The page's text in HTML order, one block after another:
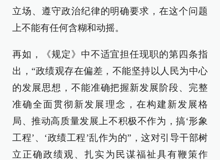
立场、遵守政治纪律的明确要求，在这个问题
上不能有任何含糊和动摇。
再如，《规定》中不适宜担任现职的第四条指
出，“政绩观存在偏差，不能坚持以人民为中心
的发展思想，不能准确把握新发展阶段、完整
准确全面贯彻新发展理念，在构建新发展格
局、推动高质量发展上不积极不作为，搞‘形象
工程’、‘政绩工程’乱作为的”，这对引导干部树
立正确政绩观、扎实为民谋福祉具有鞭策作